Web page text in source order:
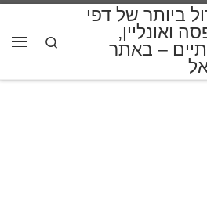
ביותר של דפי
ואונליין,
– באתר
Search